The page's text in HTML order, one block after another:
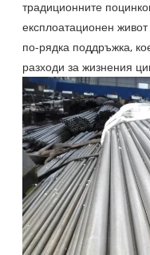
традиционните
експлоатационен
по-рядка поддръжка,
разходи за жизнения